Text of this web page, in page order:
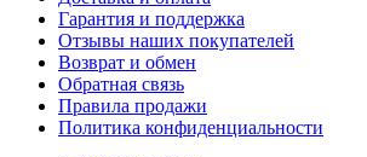
Гарантия и поддержка
Отзывы наших покупателей
Возврат и обмен
Обратная связь
Правила продажи
Политика конфиденциальности